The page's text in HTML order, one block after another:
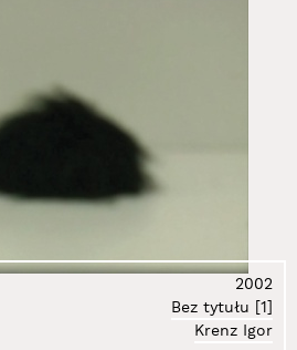
2002
Bez tytułu [1]
Krenz Igor